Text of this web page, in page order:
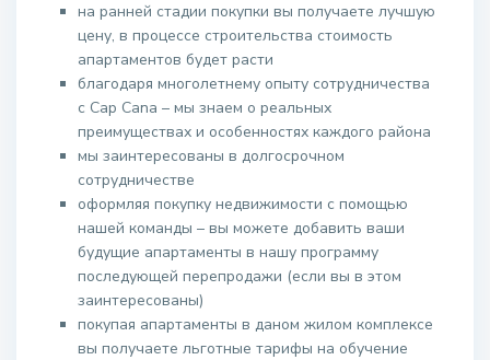
на ранней стадии покупки вы получаете лучшую
цену, в процессе строительства стоимость
апартаментов будет расти
благодаря многолетнему опыту сотрудничества
с Cap Cana – мы знаем о реальных
преимуществах и особенностях каждого района
мы заинтересованы в долгосрочном
сотрудничестве
оформляя покупку недвижимости с помощью
нашей команды – вы можете добавить ваши
будущие апартаменты в нашу программу
последующей перепродажи (если вы в этом
заинтересованы)
покупая апартаменты в даном жилом комплексе
вы получаете льготные тарифы на обучение